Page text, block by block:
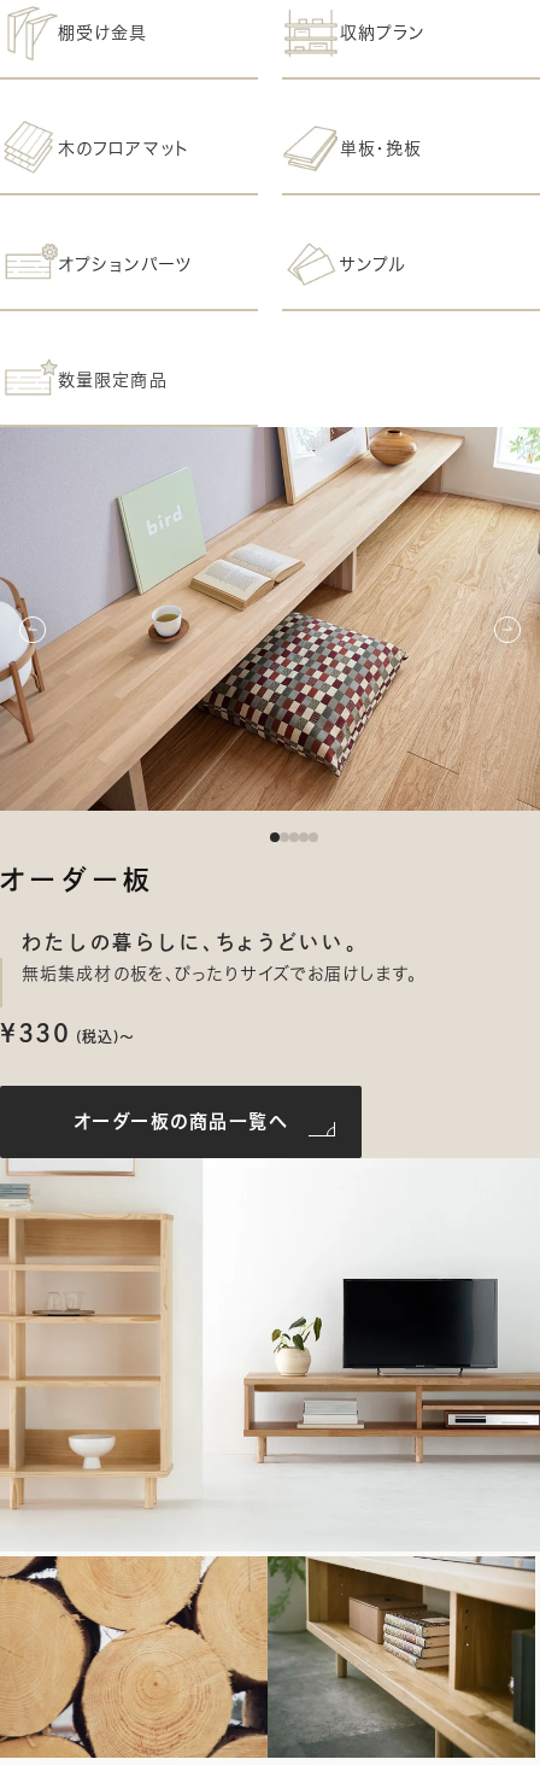
棚受け金具 収納プラン
木のフロアマット 単板・挽板
オプションパーツ サンプル
数量限定商品
オーダー板
わたしの暮らしに、ちょうどいい。
無垢集成材の板を、ぴったりサイズでお届けします。
¥ 330 (税込)〜
オーダー板の商品一覧へ